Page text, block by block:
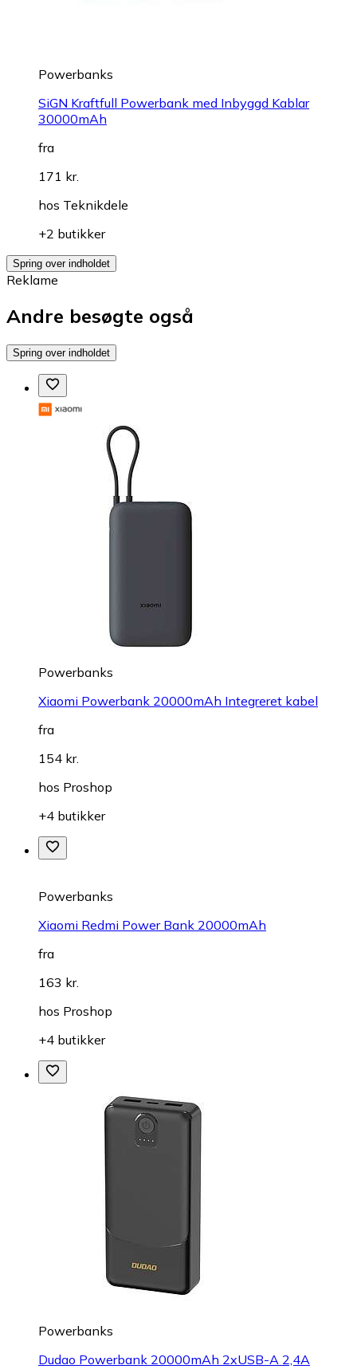
Powerbanks
SiGN Kraftfull Powerbank med Inbyggd Kablar
30000mAh
fra
171 kr.
hos Teknikdele
+2 butikker
Spring over indholdet
Reklame
Andre besøgte også
Spring over indholdet
Powerbanks
Xiaomi Powerbank 20000mAh Integreret kabel
fra
154 kr.
hos Proshop
+4 butikker
Powerbanks
Xiaomi Redmi Power Bank 20000mAh
fra
163 kr.
hos Proshop
+4 butikker
Powerbanks
Dudao Powerbank 20000mAh 2xUSB-A 2,4A